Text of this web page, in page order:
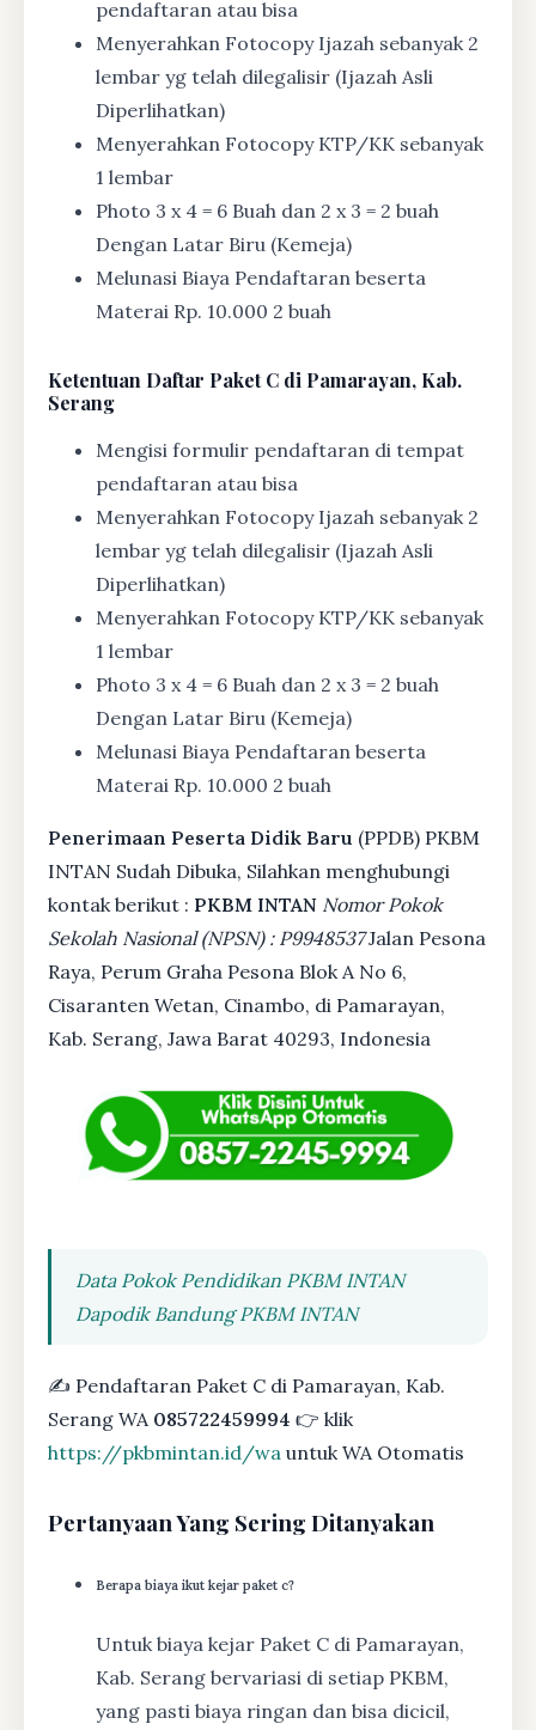
pendaftaran atau bisa
Menyerahkan Fotocopy Ijazah sebanyak 2
lembar yg telah dilegalisir (Ijazah Asli
Diperlihatkan)
Menyerahkan Fotocopy KTP/KK sebanyak
1 lembar
Photo 3 x 4 = 6 Buah dan 2 x 3 = 2 buah
Dengan Latar Biru (Kemeja)
Melunasi Biaya Pendaftaran beserta
Materai Rp. 10.000 2 buah
Ketentuan Daftar Paket C di Pamarayan, Kab.
Serang
Mengisi formulir pendaftaran di tempat
pendaftaran atau bisa
Menyerahkan Fotocopy Ijazah sebanyak 2
lembar yg telah dilegalisir (Ijazah Asli
Diperlihatkan)
Menyerahkan Fotocopy KTP/KK sebanyak
1 lembar
Photo 3 x 4 = 6 Buah dan 2 x 3 = 2 buah
Dengan Latar Biru (Kemeja)
Melunasi Biaya Pendaftaran beserta
Materai Rp. 10.000 2 buah
Penerimaan Peserta Didik Baru (PPDB) PKBM
INTAN Sudah Dibuka, Silahkan menghubungi
kontak berikut : PKBM INTAN Nomor Pokok
Sekolah Nasional (NPSN) : P9948537Jalan Pesona
Raya, Perum Graha Pesona Blok A No 6,
Cisaranten Wetan, Cinambo, di Pamarayan,
Kab. Serang, Jawa Barat 40293, Indonesia
Data Pokok Pendidikan PKBM INTAN
Dapodik Bandung PKBM INTAN
✍ Pendaftaran Paket C di Pamarayan, Kab.
Serang WA 085722459994 👉 klik
https://pkbmintan.id/wa untuk WA Otomatis
Pertanyaan Yang Sering Ditanyakan
Berapa biaya ikut kejar paket c?
Untuk biaya kejar Paket C di Pamarayan,
Kab. Serang bervariasi di setiap PKBM,
yang pasti biaya ringan dan bisa dicicil,